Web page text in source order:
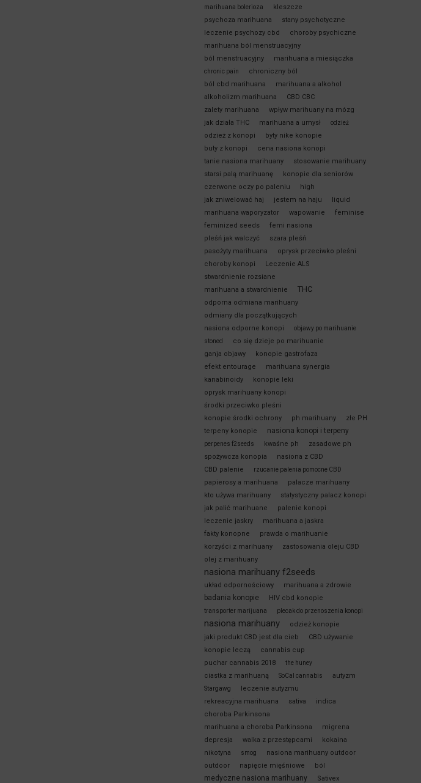
marihuana bolerioza
kleszcze
psychoza marihuana
stany psychotyczne
leczenie psychozy cbd
choroby psychiczne
marihuana ból menstruacyjny
ból menstruacyjny
marihuana a miesiączka
chronic pain
chroniczny ból
ból cbd marihuana
marihuana a alkohol
alkoholizm marihuana
CBD CBC
zalety marihuana
wpływ marihuany na mózg
jak działa THC
marihuana a umysł odzież
odzież z konopi
byty nike konopie
buty z konopi
cena nasiona konopi
tanie nasiona marihuany
stosowanie marihuany
starsi palą marihuanę
konopie dla seniorów
czerwone oczy po paleniu
high
jak zniwelować haj
jestem na haju
liquid
marihuana waporyzator
wapowanie
feminise
feminized seeds
femi nasiona
pleśń jak walczyć
szara pleśń
pasożyty marihuana
oprysk przeciwko pleśni
choroby konopi
Leczenie ALS
stwardnienie rozsiane
marihuana a stwardnienie
THC
odporna odmiana marihuany
odmiany dla początkujących
nasiona odporne konopi
objawy po marihuanie
stoned
co się dzieje po marihuanie
ganja objawy
konopie gastrofaza
efekt entourage
marihuana synergia
kanabinoidy
konopie leki
oprysk marihuany konopi
środki przeciwko pleśni
konopie środki ochrony
ph marihuany
złe PH
terpeny konopie
nasiona konopi i terpeny
perpenes f2seeds kwaśne ph
zasadowe ph
spożywcza konopia
nasiona z CBD
CBD palenie
rzucanie palenia pomocne CBD
papierosy a marihuana
palacze marihuany
kto używa marihuany
statystyczny palacz konopi
jak palić marihuane
palenie konopi
leczenie jaskry
marihuana a jaskra
fakty konopne
prawda o marihuanie
korzyści z marihuany
zastosowania oleju CBD
olej z marihuany
nasiona marihuany f2seeds
układ odpornościowy marihuana a zdrowie
badania konopie HIV cbd konopie
transporter marijuana plecak do przenoszenia konopi
nasiona marihuany
odzież konopie
jaki produkt CBD jest dla cieb
CBD używanie
konopie leczą
cannabis cup
puchar cannabis 2018
the huney
ciastka z marihuaną SoCal cannabis autyzm
Stargawg
leczenie autyzmu
rekreacyjna marihuana
sativa
indica
choroba Parkinsona
marihuana a choroba Parkinsona
migrena
depresja
walka z przestępcami
kokaina
nikotyna
smog
nasiona marihuany outdoor
outdoor
napięcie mięśniowe ból
medyczne nasiona marihuany Sativex